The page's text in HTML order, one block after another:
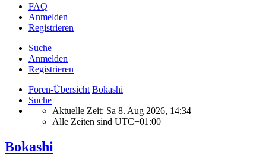
FAQ
Anmelden
Registrieren
Suche
Anmelden
Registrieren
Foren-Übersicht Bokashi
Suche
Aktuelle Zeit: Sa 8. Aug 2026, 14:34
Alle Zeiten sind UTC+01:00
Bokashi